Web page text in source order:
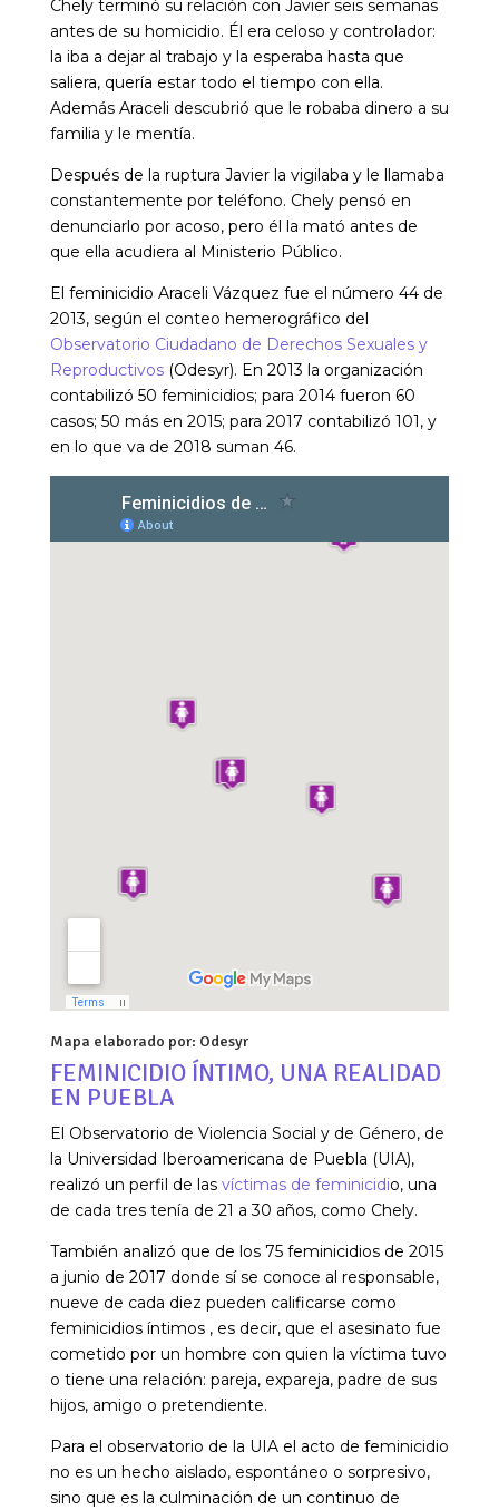
Chely terminó su relación con Javier seis semanas
antes de su homicidio. Él era celoso y controlador:
la iba a dejar al trabajo y la esperaba hasta que
saliera, quería estar todo el tiempo con ella.
Además Araceli descubrió que le robaba dinero a su
familia y le mentía.
Después de la ruptura Javier la vigilaba y le llamaba
constantemente por teléfono. Chely pensó en
denunciarlo por acoso, pero él la mató antes de
que ella acudiera al Ministerio Público.
El feminicidio Araceli Vázquez fue el número 44 de
2013, según el conteo hemerográfico del
Observatorio Ciudadano de Derechos Sexuales y
Reproductivos(Odesyr). En 2013 la organización
contabilizó 50 feminicidios; para 2014 fueron 60
casos; 50 más en 2015; para 2017 contabilizó 101, y
en lo que va de 2018 suman 46.
Mapa elaborado por: Odesyr
FEMINICIDIO ÍNTIMO, UNA REALIDAD
EN PUEBLA
El Observatorio de Violencia Social y de Género, de
la Universidad Iberoamericana de Puebla (UIA),
realizó un perfil de las víctimas de feminicidio, una
de cada tres tenía de 21 a 30 años, como Chely.
También analizó que de los 75 feminicidios de 2015
a junio de 2017 donde sí se conoce al responsable,
nueve de cada diez pueden calificarse como
feminicidios íntimos , es decir, que el asesinato fue
cometido por un hombre con quien la víctima tuvo
o tiene una relación: pareja, expareja, padre de sus
hijos, amigo o pretendiente.
Para el observatorio de la UIA el acto de feminicidio
no es un hecho aislado, espontáneo o sorpresivo,
sino que es la culminación de un continuo de